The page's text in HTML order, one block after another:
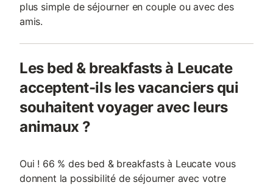
plus simple de séjourner en couple ou avec des
amis.
Les bed & breakfasts à Leucate
acceptent-ils les vacanciers qui
souhaitent voyager avec leurs
animaux ?
Oui ! 66 % des bed & breakfasts à Leucate vous
donnent la possibilité de séjourner avec votre